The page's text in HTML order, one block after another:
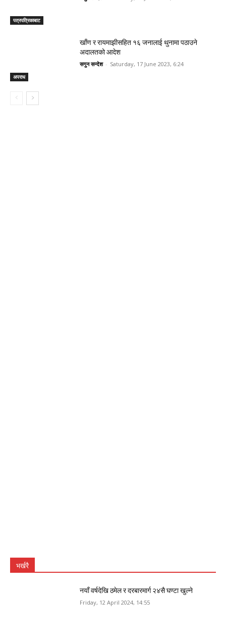
पत्रपत्रिकाबाट
अपराध
खाँण र रायमाझीसहित १६ जनालाई थुनामा पठाउने
अदालतको आदेश
सगुन सन्देश - Saturday, 17 June 2023, 6:24
भर्खरै
नयाँ वर्षदेखि ठमेल र दरबारमार्ग २४सै घण्टा खुल्ने
Friday, 12 April 2024, 14:55